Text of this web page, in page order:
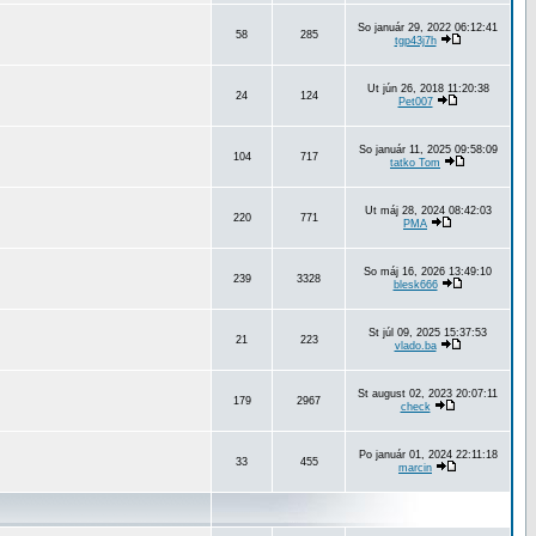
58 285
So január 29, 2022 06:12:41
tgp43j7h
24 124
Ut jún 26, 2018 11:20:38
Pet007
104 717
So január 11, 2025 09:58:09
tatko Tom
220 771
Ut máj 28, 2024 08:42:03
PMA
239 3328
So máj 16, 2026 13:49:10
blesk666
21 223
St júl 09, 2025 15:37:53
vlado.ba
179 2967
St august 02, 2023 20:07:11
check
33 455
Po január 01, 2024 22:11:18
marcin